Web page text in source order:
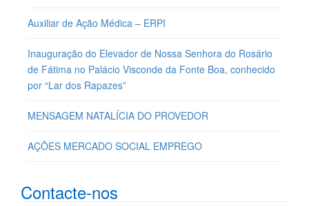
Auxiliar de Ação Médica – ERPI
Inauguração do Elevador de Nossa Senhora do Rosário
de Fátima no Palácio Visconde da Fonte Boa, conhecido
por “Lar dos Rapazes”
MENSAGEM NATALÍCIA DO PROVEDOR
AÇÕES MERCADO SOCIAL EMPREGO
Contacte-nos